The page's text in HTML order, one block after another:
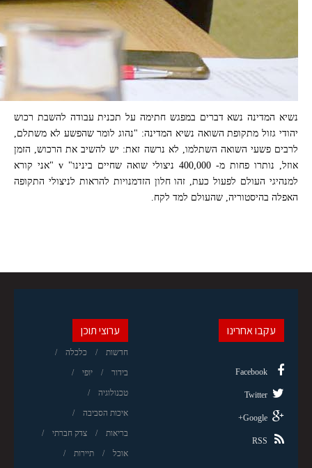
נשיא המדינה נשא דברים במפגש חתימה על תכנית עבודה להשבת רכוש
יהודי גזול מתקופת השואה נשיא המדינה: "נהוג לומר שהפשע לא משתלם,
לרבים פשעי השואה השתלמו, לא נרשה זאת: יש להשיב את הרכוש, הזמן
אוזל, נותרו פחות מ- 400,000 ניצולי שואה שחיים בינינו" v "אני קורא
למנהיגי העולם לפעול כעת, זהו חלון הזדמנויות להראות לניצולי התקופה
האפלה בהיסטוריה, שהעולם למד לקח.
ערוצי תוכן
חדשות כלכלה
בידור יופי
טכנולוגיה
איכות הסביבה
בריאות צדק חברתי
אוכל תיירות
עקבו אחרינו
Facebook
Twitter
Google+
RSS